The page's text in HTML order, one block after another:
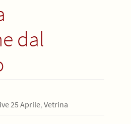
dal
25 Aprile, Vetrina